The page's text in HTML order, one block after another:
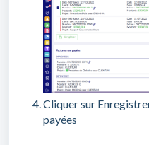
Cliquer sur
payées